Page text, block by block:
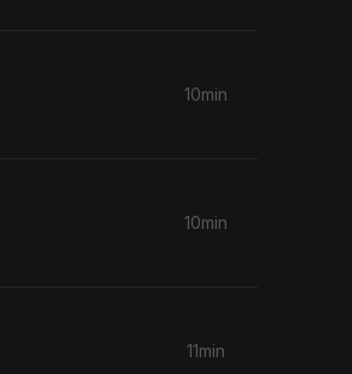
10min
10min
11min